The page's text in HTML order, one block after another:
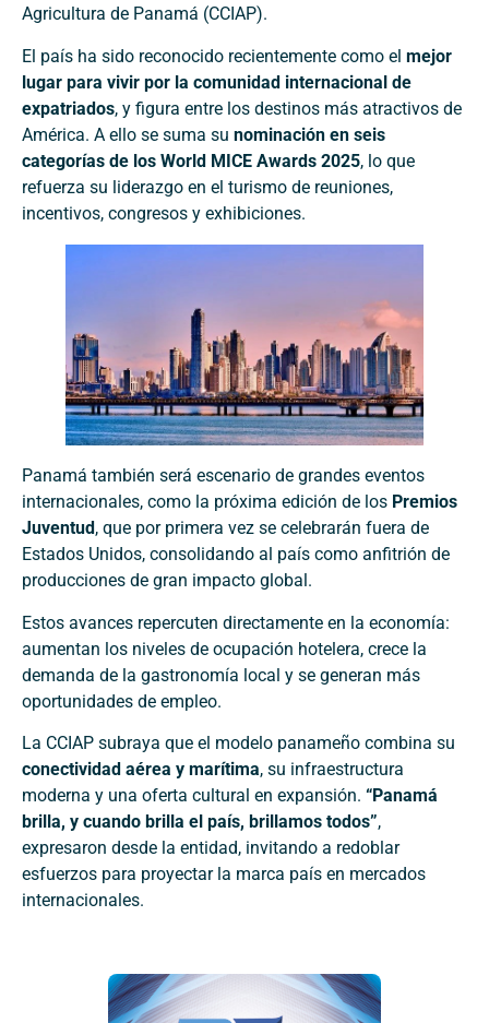
Agricultura de Panamá (CCIAP).
El país ha sido reconocido recientemente como el mejor
lugar para vivir por la comunidad internacional de
expatriados, y figura entre los destinos más atractivos de
América. A ello se suma su nominación en seis
categorías de los World MICE Awards 2025, lo que
refuerza su liderazgo en el turismo de reuniones,
incentivos, congresos y exhibiciones.
Panamá también será escenario de grandes eventos
internacionales, como la próxima edición de los Premios
Juventud , que por primera vez se celebrarán fuera de
Estados Unidos, consolidando al país como anfitrión de
producciones de gran impacto global.
Estos avances repercuten directamente en la economía:
aumentan los niveles de ocupación hotelera, crece la
demanda de la gastronomía local y se generan más
oportunidades de empleo.
La CCIAP subraya que el modelo panameño combina su
conectividad aérea y marítima, su infraestructura
moderna y una oferta cultural en expansión. “Panamá
brilla, y cuando brilla el país, brillamos todos”,
expresaron desde la entidad, invitando a redoblar
esfuerzos para proyectar la marca país en mercados
internacionales.